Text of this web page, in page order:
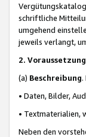
schriftliche
umgehend
jeweils verlangt,
2.
(a) Beschreibung.
• Daten, Bilder,
• Textmaterialien,
Neben den